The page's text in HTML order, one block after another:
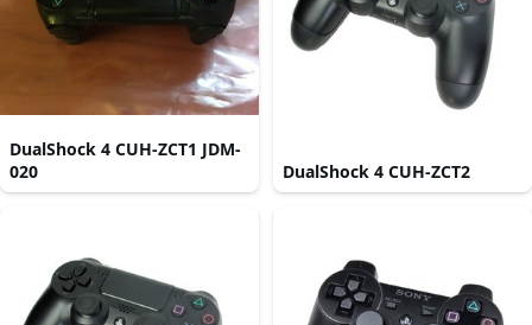
DualShock 4 CUH-ZCT1 JDM-
020
DualShock 4 CUH-ZCT2